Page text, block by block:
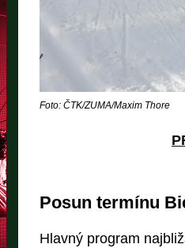
Foto: ČTK/ZUMA/Maxim Thore
Posun termínu
Hlavný program